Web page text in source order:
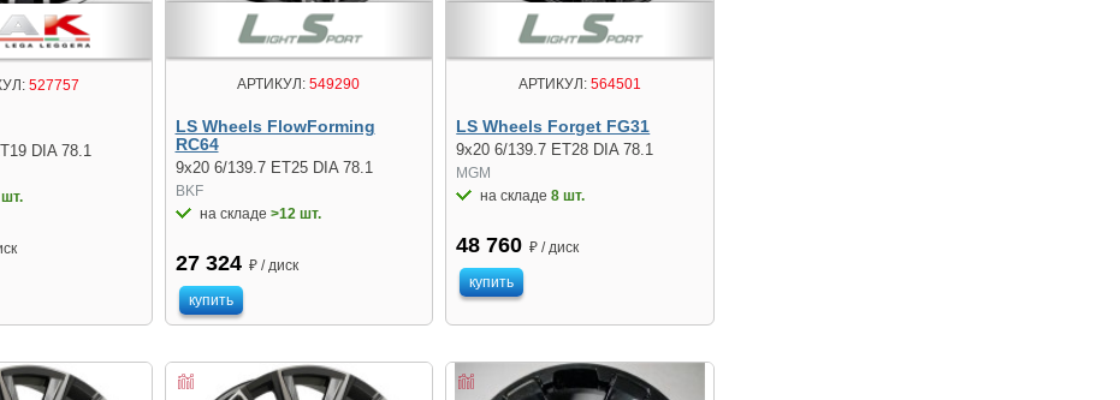
527757
DIA 78.1
АРТИКУЛ: 549290
LS Wheels FlowForming
RC64
9x20 6/139.7 ET25 DIA 78.1
BKF
на складе >12 шт.
27 324 ₽ / диск
купить
АРТИКУЛ: 564501
LS Wheels Forget FG31
9x20 6/139.7 ET28 DIA 78.1
MGM
на складе8 шт.
48 760 ₽ / диск
купить